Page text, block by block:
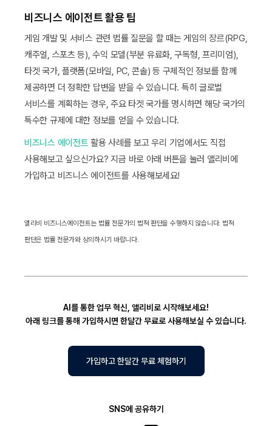
비즈니스 에이전트 활용 팁
게임 개발 및 서비스 관련 법률 질문을 할 때는 게임의 장르(RPG,
캐주얼, 스포츠 등), 수익 모델(부분 유료화, 구독형, 프리미엄),
타겟 국가, 플랫폼(모바일, PC, 콘솔) 등 구체적인 정보를 함께
제공하면 더 정확한 답변을 받을 수 있습니다. 특히 글로벌
서비스를 계획하는 경우, 주요 타겟 국가를 명시하면 해당 국가의
특수한 규제에 대한 정보를 얻을 수 있습니다.
비즈니스 에이전트 활용 사례를 보고 우리 기업에서도 직접
사용해보고 싶으신가요? 지금 바로 아래 버튼을 눌러 앨리비에
가입하고 비즈니스 에이전트를 사용해보세요!
앨리비 비즈니스에이전트는 법률 전문가의 법적 판단을 수행하지 않습니다. 법적
판단은 법률 전문가와 상의하시기 바랍니다.
AI를 통한 업무 혁신, 앨리비로 시작해보세요!
아래 링크를 통해 가입하시면 한달간 무료로 사용해보실 수 있습니다.
가입하고 한달간 무료 체험하기
SNS에 공유하기